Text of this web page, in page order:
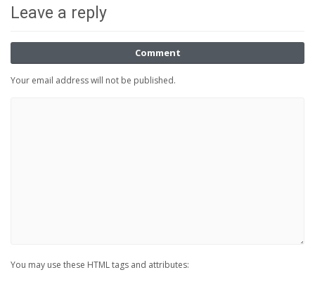
Leave a reply
Comment
Your email address will not be published.
You may use these HTML tags and attributes: